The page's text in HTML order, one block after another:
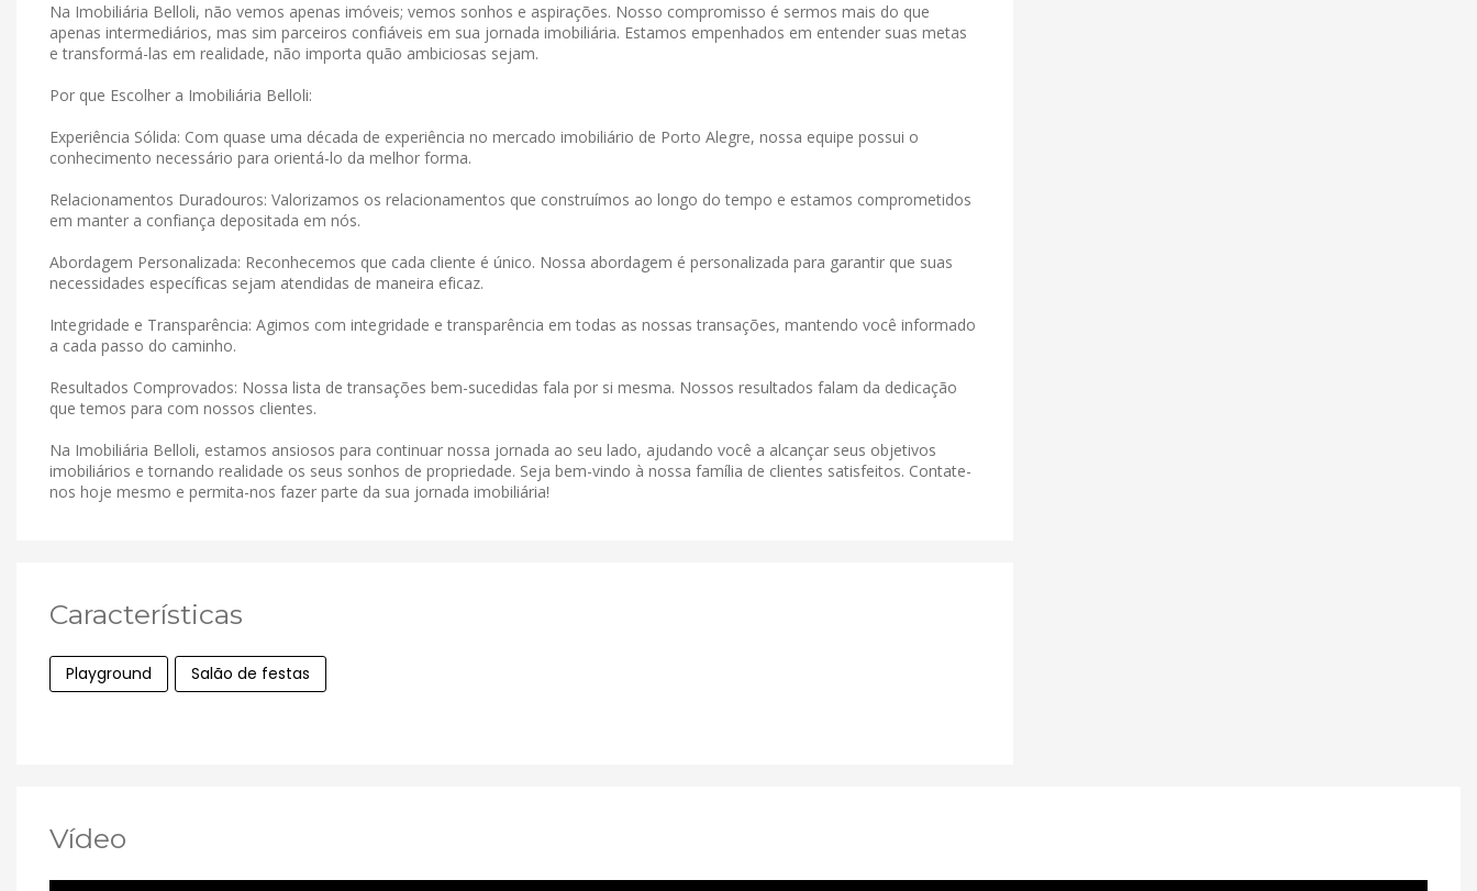
Na Imobiliária Belloli, não vemos apenas imóveis; vemos sonhos e aspirações. Nosso compromisso é sermos mais do que
apenas intermediários, mas sim parceiros confiáveis ​​em sua jornada imobiliária. Estamos empenhados em entender suas metas
e transformá-las em realidade, não importa quão ambiciosas sejam.
Por que Escolher a Imobiliária Belloli:
Experiência Sólida: Com quase uma década de experiência no mercado imobiliário de Porto Alegre, nossa equipe possui o
conhecimento necessário para orientá-lo da melhor forma.
Relacionamentos Duradouros: Valorizamos os relacionamentos que construímos ao longo do tempo e estamos comprometidos
em manter a confiança depositada em nós.
Abordagem Personalizada: Reconhecemos que cada cliente é único. Nossa abordagem é personalizada para garantir que suas
necessidades específicas sejam atendidas de maneira eficaz.
Integridade e Transparência: Agimos com integridade e transparência em todas as nossas transações, mantendo você informado
a cada passo do caminho.
Resultados Comprovados: Nossa lista de transações bem-sucedidas fala por si mesma. Nossos resultados falam da dedicação
que temos para com nossos clientes.
Na Imobiliária Belloli, estamos ansiosos para continuar nossa jornada ao seu lado, ajudando você a alcançar seus objetivos
imobiliários e tornando realidade os seus sonhos de propriedade. Seja bem-vindo à nossa família de clientes satisfeitos. Contate-
nos hoje mesmo e permita-nos fazer parte da sua jornada imobiliária!
Características
Playground Salão de festas
Vídeo